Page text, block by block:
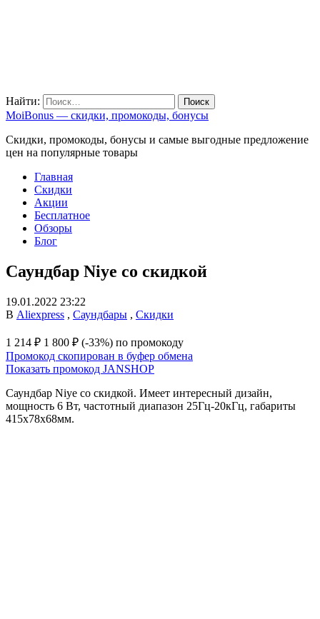
Найти:
MoiBonus — скидки, промокоды, бонусы
Скидки, промокоды, бонусы и самые выгодные предложение
цен на популярные товары
Главная
Скидки
Акции
Бесплатное
Обзоры
Блог
Саундбар Niye со скидкой
19.01.2022 23:22
В Aliexpress , Саундбары , Скидки
1 214 ₽ 1 800 ₽ (-33%) по промокоду
Промокод скопирован в буфер обмена
Показать промокод JANSHOP
Саундбар Niye со скидкой. Имеет интересный дизайн,
мощность 6 Вт, частотный диапазон 25Гц-20кГц, габариты
415х78х68мм.